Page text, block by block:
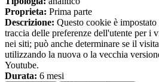
Proprieta: Prima parte
Descrizione: Questo cookie è
traccia delle preferenze dell'utente per i
nei siti; può anche determinare se il
utilizzando la nuova o la vecchia
Youtube.
Durata: 6 mesi